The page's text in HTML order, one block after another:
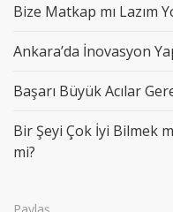
Bize Matkap mı Lazım
Ankara’da İnovasyon
Başarı Büyük Acılar
Bir Şeyi Çok İyi Bilmek
mi?